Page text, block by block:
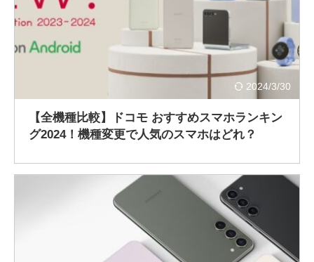
2024/3/30
【全機種比較】ドコモ おすすめスマホランキン
グ2024！機種変更で人気のスマホはどれ？